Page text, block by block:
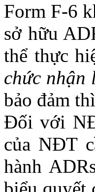
Form F-6
sở hữu
thể thực
chức nhận
bảo đảm
Đối với
của NĐT
hành